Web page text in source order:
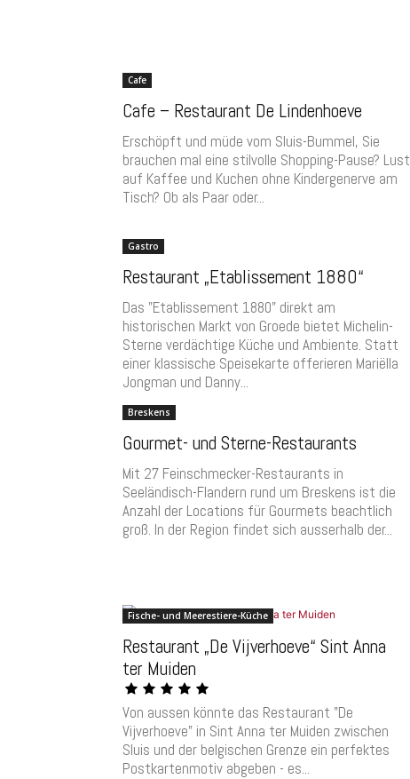
Cafe
Cafe – Restaurant De Lindenhoeve
Erschöpft und müde vom Sluis-Bummel, Sie
brauchen mal eine stilvolle Shopping-Pause? Lust
auf Kaffee und Kuchen ohne Kindergenerve am
Tisch? Ob als Paar oder...
Gastro
Restaurant „Etablissement 1880“
Das "Etablissement 1880" direkt am
historischen Markt von Groede bietet Michelin-
Sterne verdächtige Küche und Ambiente. Statt
einer klassische Speisekarte offerieren Mariëlla
Jongman und Danny...
Breskens
Gourmet- und Sterne-Restaurants
Mit 27 Feinschmecker-Restaurants in
Seeländisch-Flandern rund um Breskens ist die
Anzahl der Locations für Gourmets beachtlich
groß. In der Region findet sich ausserhalb der...
Fische- und Meerestiere-Küche
Restaurant „De Vijverhoeve“ Sint Anna
ter Muiden
Von aussen könnte das Restaurant "De
Vijverhoeve" in Sint Anna ter Muiden zwischen
Sluis und der belgischen Grenze ein perfektes
Postkartenmotiv abgeben - es...